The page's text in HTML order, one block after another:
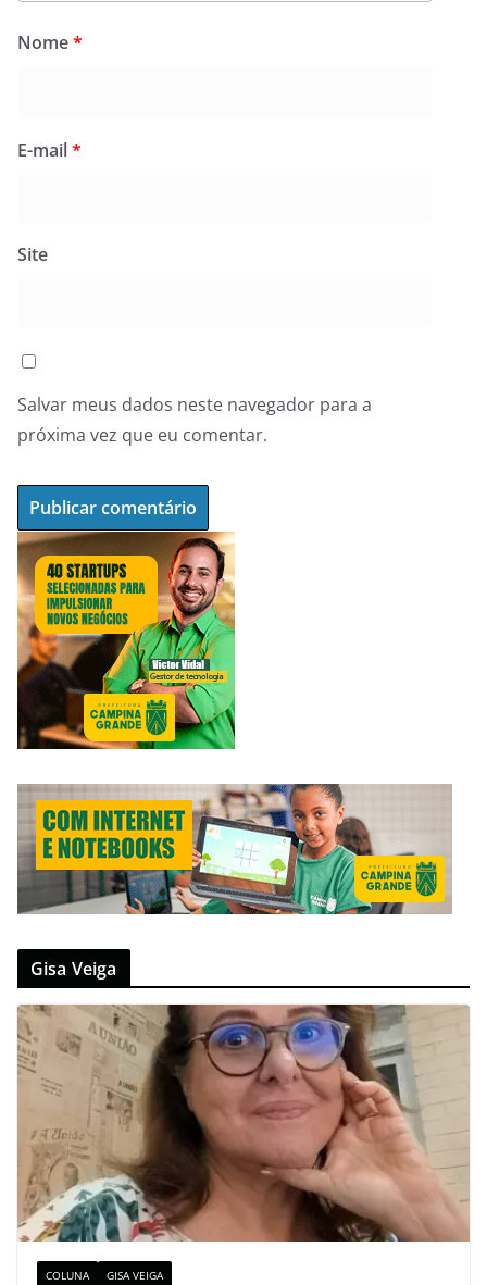
Nome*
E-mail*
Site
Salvar meus dados neste navegador para a
próxima vez que eu comentar.
Gisa Veiga
COLUNA GISA VEIGA